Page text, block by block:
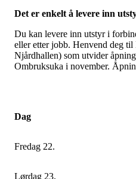
Det er enkelt å levere inn
Du kan levere inn utstyr i
eller etter jobb. Henvend deg
Njårdhallen) som utvider
Ombruksuka i november.
Dag
Fredag 22.
Lørdag 23.